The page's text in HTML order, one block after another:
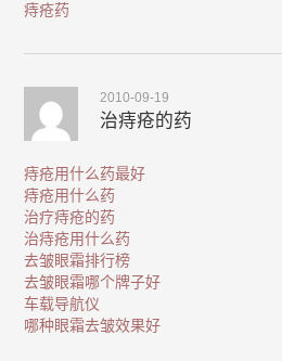
痔疮药
2010-09-19
治痔疮的药
痔疮用什么药最好
痔疮用什么药
治疗痔疮的药
治痔疮用什么药
去皱眼霜排行榜
去皱眼霜哪个牌子好
车载导航仪
哪种眼霜去皱效果好